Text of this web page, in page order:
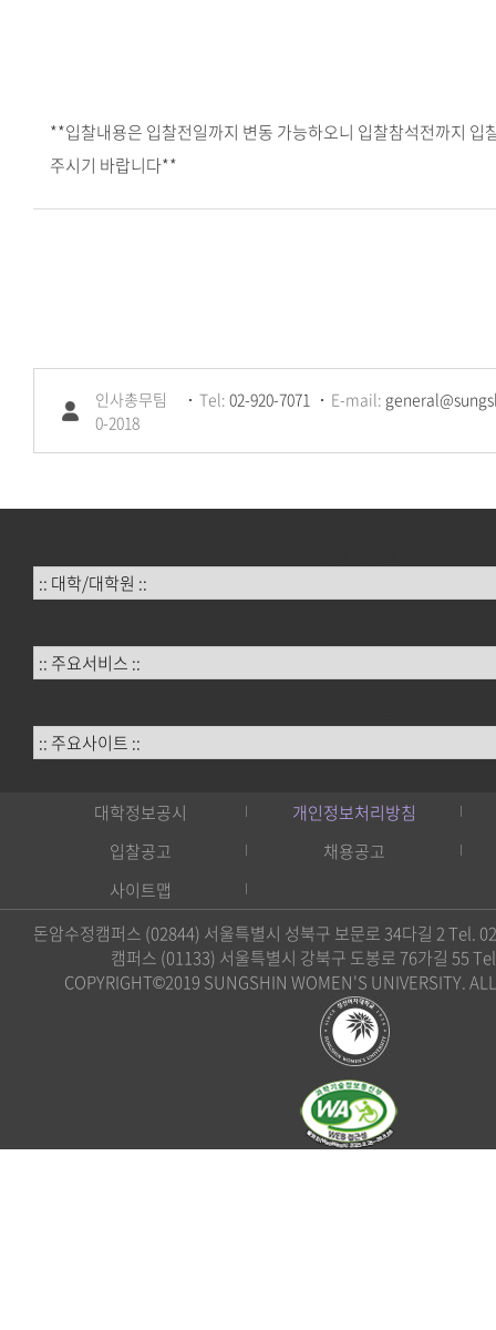
**입찰내용은 입찰전일까지 변동 가능하오니 입찰참석전까지 입
주시기 바랍니다**
인사총무팀 Tel: 02-920-7071 E-mail:
0-2018
대학정보공시
개인정보처리방침
입찰공고
채용공고
사이트맵
돈암수정캠퍼스 (02844) 서울특별시 성북구 보문로 34다길 2 Tel.
캠퍼스 (01133) 서울특별시 강북구 도봉로 76가길 55
COPYRIGHT©2019 SUNGSHIN WOMEN'S UNIVERSITY.